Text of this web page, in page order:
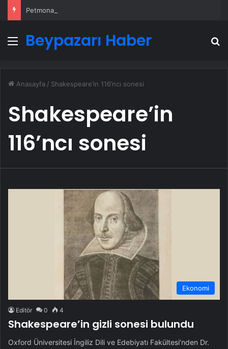
Menü
Beypazarı Haber
Anasayfa / Shakespeare’in 116’ncı sonesi
Shakespeare’in
116’ncı sonesi
Ekonomi
Editör 0 4
Shakespeare’in gizli sonesi bulundu
Oxford Üniversitesi İngiliz Dili ve Edebiyatı Fakültesi’nden Dr.